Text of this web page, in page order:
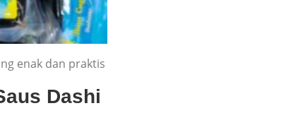
enak dan praktis
Dashi